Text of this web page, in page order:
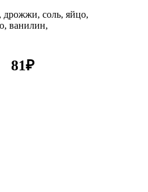
соль, яйцо,
ванилин,
81₽